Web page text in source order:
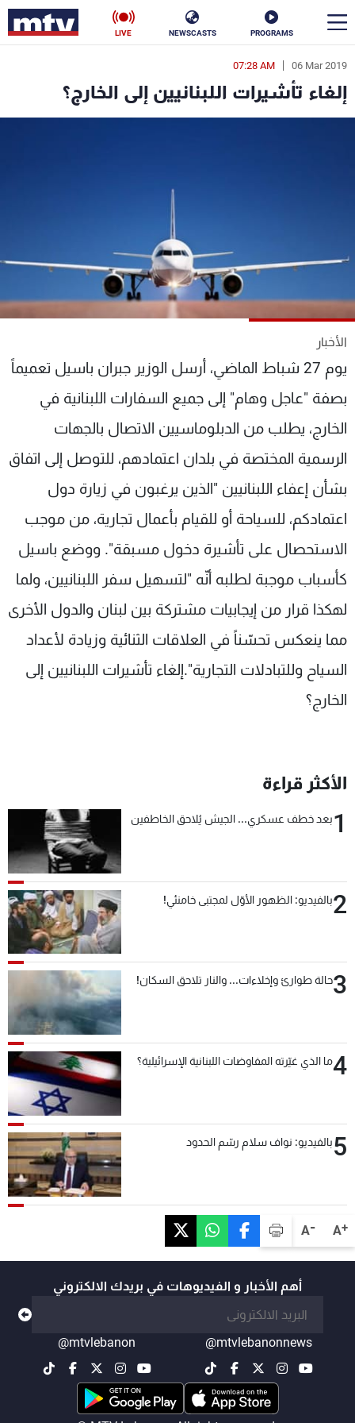
PROGRAMS
NEWSCASTS
LIVE
A+
A-
06 Mar 2019
07:28 AM
إلغاء تأشيرات اللبنانيين إلى الخارج؟
الأخبار
يوم 27 شباط الماضي، أرسل الوزير جبران باسيل تعميماً
بصفة "عاجل وهام" إلى جميع السفارات اللبنانية في
الخارج، يطلب من الدبلوماسيين الاتصال بالجهات
الرسمية المختصة في بلدان اعتمادهم، للتوصل إلى اتفاق
بشأن إعفاء اللبنانيين "الذين يرغبون في زيارة دول
اعتمادكم، للسياحة أو للقيام بأعمال تجارية، من موجب
الاستحصال على تأشيرة دخول مسبقة". ووضع باسيل
كأسباب موجبة لطلبه أنّه "لتسهيل سفر اللبنانيين، ولما
لهكذا قرار من إيجابيات مشتركة بين لبنان والدول الأخرى
مما ينعكس تحسّناً في العلاقات الثنائية وزيادة لأعداد
السياح وللتبادلات التجارية".إلغاء تأشيرات اللبنانيين إلى
الخارج؟
الأكثر قراءة
1بعد خطف عسكري... الجيش يُلاحق الخاطفين
2بالفيديو: الظهور الأوّل لمجتبى خامنئي!
3حالة طوارئ وإخلاءات... والنار تلاحق السكان!
4ما الذي غيّرته المفاوضات اللبنانية الإسرائيلية؟
5بالفيديو: نواف سلام رسّم الحدود
أهم الأخبار و الفيديوهات في بريدك الالكتروني
@mtvlebanonnews
@mtvlebanon
en
الأخبار
كأس العالم
جدول البرامج
شاهد البرامج
الترددات
الإنـتـاج
لاعلاناتكم
تواصل معنا
سياسة الخصوصية